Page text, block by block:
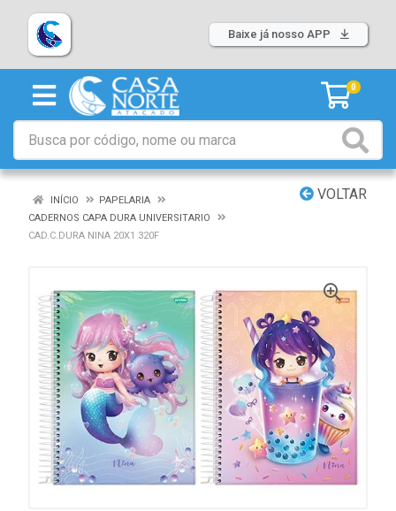
Baixe já nosso APP
0
VOLTAR
INÍCIO
PAPELARIA
CADERNOS CAPA DURA UNIVERSITARIO
CAD.C.DURA NINA 20X1 320F